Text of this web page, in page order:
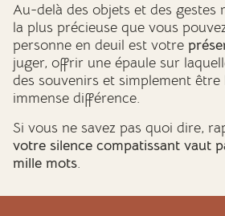
Au-delà des objets et des gestes
la plus précieuse que vous
personne en deuil est votre
juger, offrir une épaule sur
des souvenirs et simplement
immense différence.
Si vous ne savez pas quoi dire,
votre silence compatissant vaut
mille mots.